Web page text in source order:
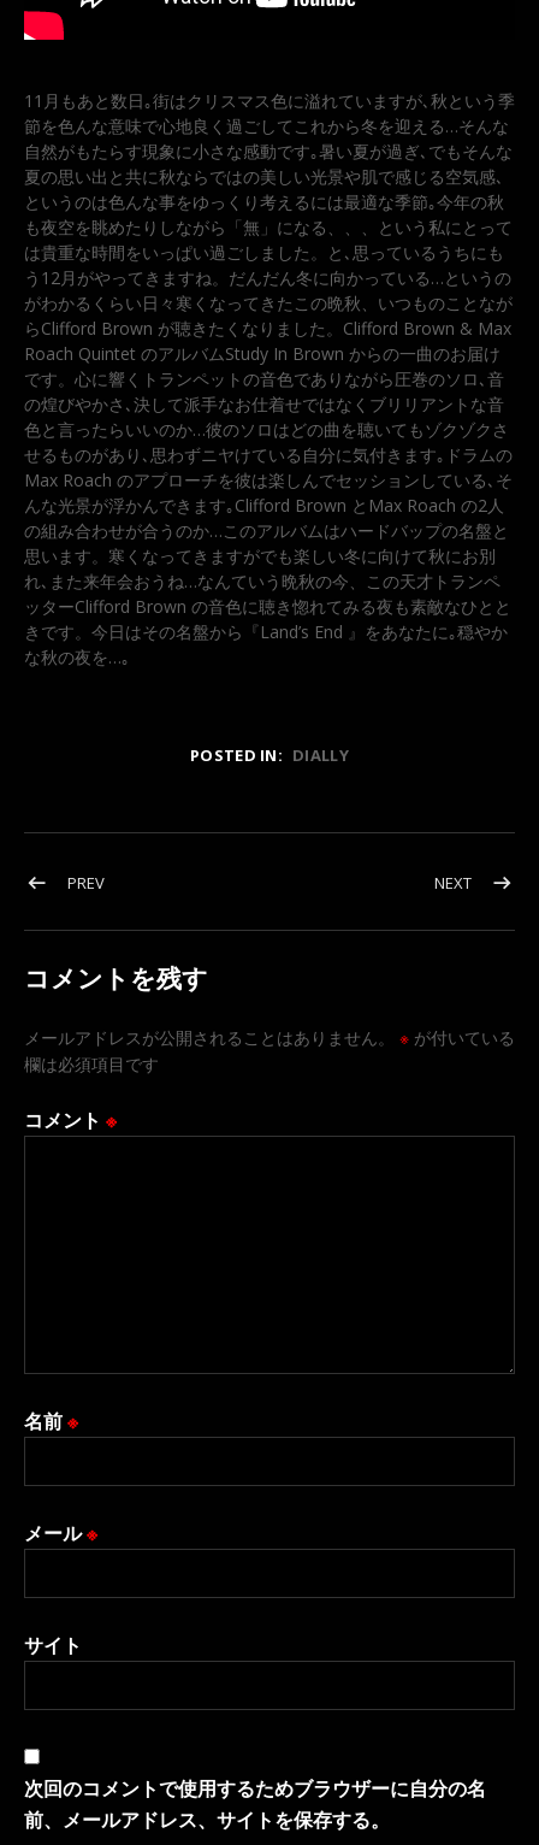
11月もあと数日｡街はクリスマス色に溢れていますが､秋という季
節を色んな意味で心地良く過ごしてこれから冬を迎える…そんな
自然がもたらす現象に小さな感動です｡暑い夏が過ぎ､でもそんな
夏の思い出と共に秋ならではの美しい光景や肌で感じる空気感､
というのは色んな事をゆっくり考えるには最適な季節｡今年の秋
も夜空を眺めたりしながら「無」になる、、、という私にとって
は貴重な時間をいっぱい過ごしました。と､思っているうちにも
う12月がやってきますね。だんだん冬に向かっている…というの
がわかるくらい日々寒くなってきたこの晩秋、いつものことなが
らClifford Brown が聴きたくなりました。Clifford Brown & Max
Roach Quintet のアルバムStudy In Brown からの一曲のお届け
です。心に響くトランペットの音色でありながら圧巻のソロ､音
の煌びやかさ､決して派手なお仕着せではなくブリリアントな音
色と言ったらいいのか…彼のソロはどの曲を聴いてもゾクゾクさ
せるものがあり､思わずニヤけている自分に気付きます｡ドラムの
Max Roach のアプローチを彼は楽しんでセッションしている､そ
んな光景が浮かんできます｡Clifford Brown とMax Roach の2人
の組み合わせが合うのか…このアルバムはハードバップの名盤と
思います。寒くなってきますがでも楽しい冬に向けて秋にお別
れ､また来年会おうね…なんていう晩秋の今、この天才トランペ
ッターClifford Brown の音色に聴き惚れてみる夜も素敵なひとと
きです。今日はその名盤から『Land’s End 』をあなたに｡穏やか
な秋の夜を…｡
POSTED IN: DIALLY
投稿ナビゲーション
PREVPOST: 車から生まれるストーリー､クリスマスのHAPPY
NEXTPOST:
コメントを残す
メールアドレスが公開されることはありません。 ※ が付いている
欄は必須項目です
コメント ※
名前※
メール※
サイト
次回のコメントで使用するためブラウザーに自分の名
前、メールアドレス、サイトを保存する。